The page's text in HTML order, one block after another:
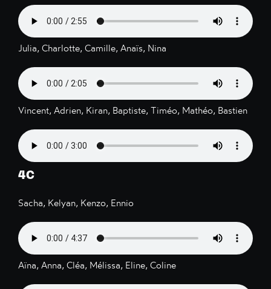
Julia, Charlotte, Camille, Anaïs, Nina
Vincent, Adrien, Kiran, Baptiste, Timéo, Mathéo, Bastien
4C
Sacha, Kelyan, Kenzo, Ennio
Aïna, Anna, Cléa, Mélissa, Eline, Coline